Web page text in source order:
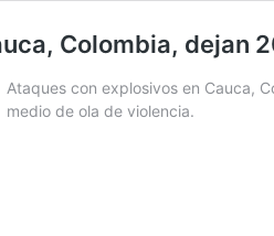
Colombia, dejan
Ataques con explosivos en Cauca,
medio de ola de violencia.